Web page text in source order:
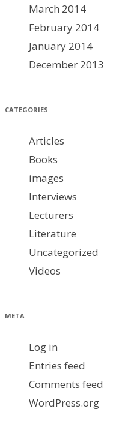
March 2014
February 2014
January 2014
December 2013
CATEGORIES
Articles
Books
images
Interviews
Lecturers
Literature
Uncategorized
Videos
META
Log in
Entries feed
Comments feed
WordPress.org